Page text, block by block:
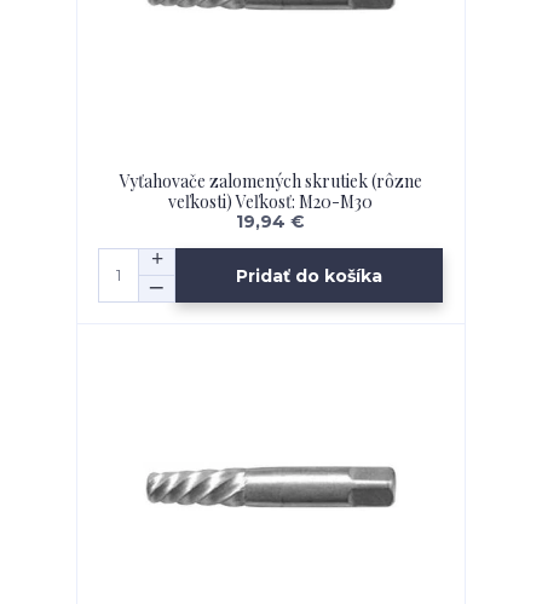
Vyťahovače zalomených skrutiek (rôzne
veľkosti) Veľkosť: M20-M30
19,94 €
Pridať do košíka